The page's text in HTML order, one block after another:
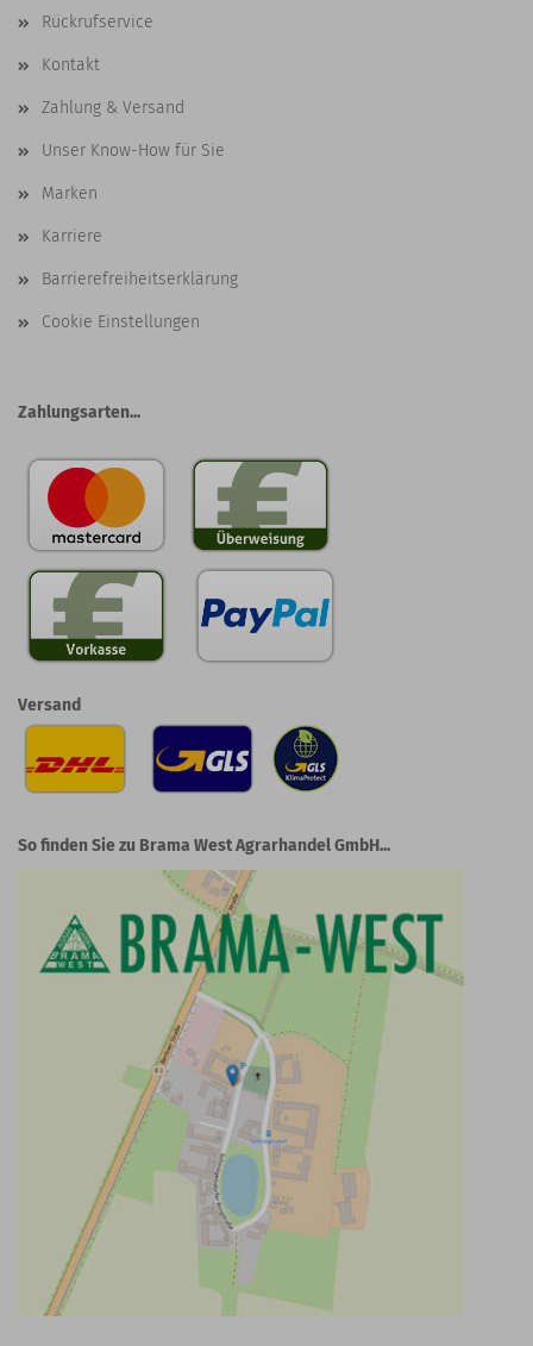
Rückrufservice
Kontakt
Zahlung & Versand
Unser Know-How für Sie
Marken
Karriere
Barrierefreiheitserklärung
Cookie Einstellungen
Zahlungsarten...
Versand
So finden Sie zu Brama West Agrarhandel GmbH...